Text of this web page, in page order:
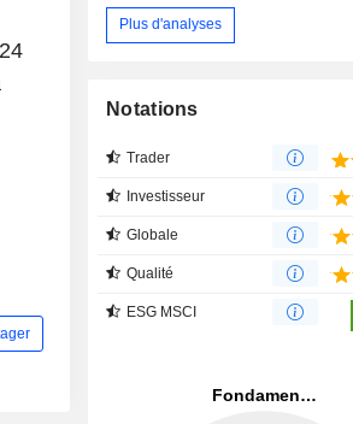
Plus d'analyses
Notations
Trader
Investisseur
Globale
Qualité
ESG MSCI